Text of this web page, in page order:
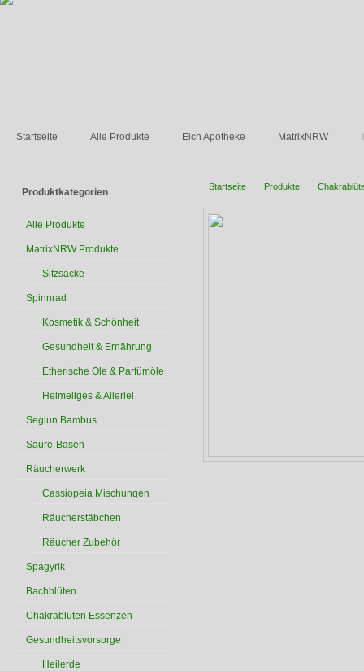
Startseite Alle Produkte Elch Apotheke MatrixNRW
Produktkategorien
Alle Produkte
MatrixNRW Produkte
Sitzsäcke
Spinnrad
Kosmetik & Schönheit
Gesundheit & Ernährung
Etherische Öle & Parfümöle
Heimeliges & Allerlei
Segiun Bambus
Säure-Basen
Räucherwerk
Cassiopeia Mischungen
Räucherstäbchen
Räucher Zubehör
Spagyrik
Bachblüten
Chakrablüten Essenzen
Gesundheitsvorsorge
Heilerde
Startseite Produkte